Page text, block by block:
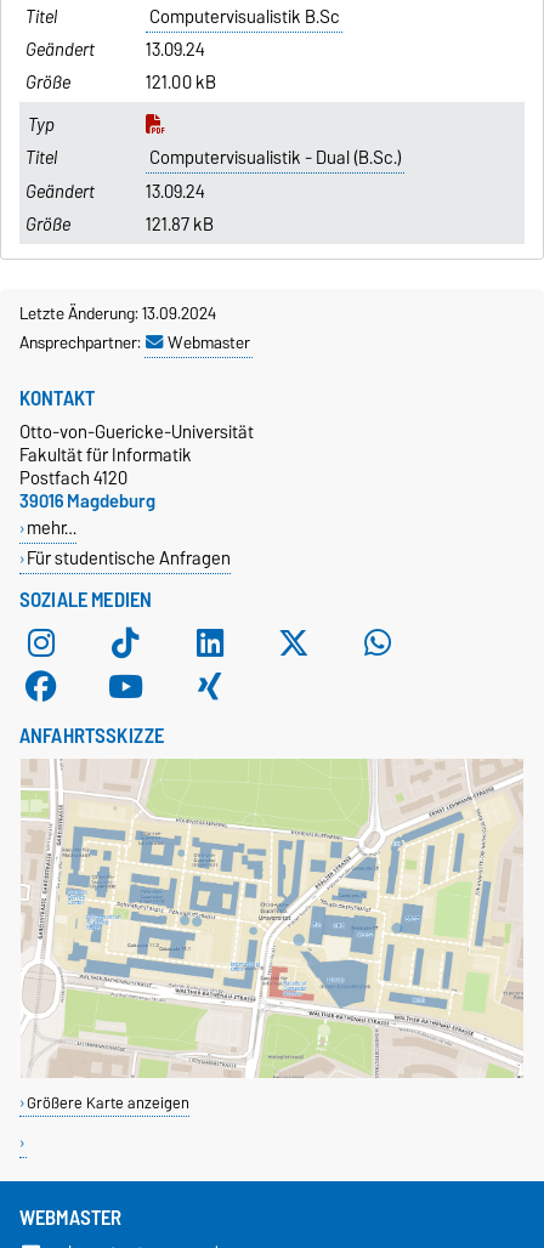
Computervisualistik B.Sc
13.09.24
121.00 kB
Computervisualistik - Dual (B.Sc.)
13.09.24
121.87 kB
Letzte Änderung: 13.09.2024
Ansprechpartner:
Webmaster
SOZIALE MEDIEN
KONTAKT
Otto-von-Guericke-Universität
Fakultät für Informatik
Postfach 4120
39016 Magdeburg
mehr…
Für studentische Anfragen
ANFAHRTSSKIZZE
Größere Karte anzeigen
WEBMASTER